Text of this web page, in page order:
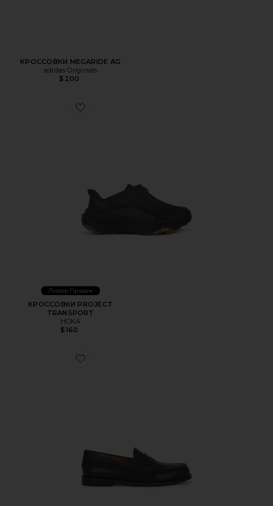
КРОССОВКИ MEGARIDE AG
adidas Originals
$200
Favorite КРОССОВКИ PROJECT TRANSPORT
Лидер Продаж
КРОССОВКИ PROJECT
TRANSPORT
HOKA
$160
Favorite ЛОУФЕРЫ ALSTON